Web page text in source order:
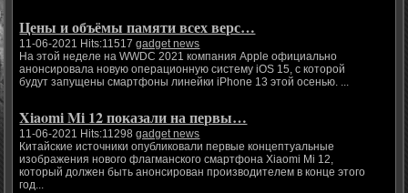
Цены и объёмы памяти всех верс…
11-06-2021 Hits:11517gadget news
На этой неделе на WWDC 2021 компания Apple официально
анонсировала новую операционную систему iOS 15, с которой
будут запущены смартфоны линейки iPhone 13 этой осенью. ...
Xiaomi Mi 12 показали на первы…
11-06-2021 Hits:11298gadget news
Китайские источники опубликовали первые концептуальные
изображения нового флагманского смартфона Xiaomi Mi 12,
который должен быть анонсирован производителем в конце этого
год...